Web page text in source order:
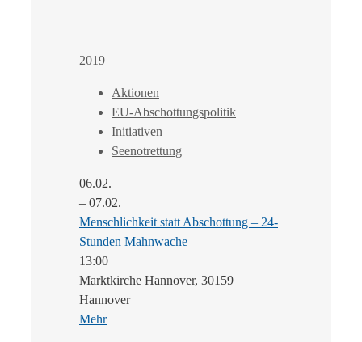
2019
Aktionen
EU-Abschottungspolitik
Initiativen
Seenotrettung
06.02.
– 07.02.
Menschlichkeit statt Abschottung – 24-
Stunden Mahnwache
13:00
Marktkirche Hannover, 30159
Hannover
Mehr